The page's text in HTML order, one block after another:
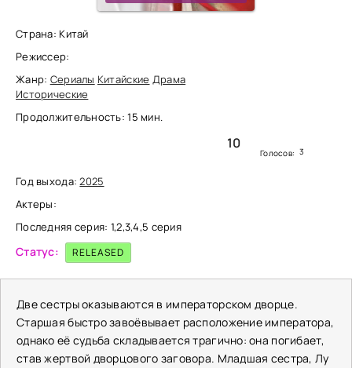
Страна: Китай
Режиссер:
Жанр: Сериалы Китайские Драма
Исторические
Продолжительность: 15 мин.
10
Голосов: 3
Год выхода:2025
Актеры:
Последняя серия: 1,2,3,4,5 серия
Статус: RELEASED
Две сестры оказываются в императорском дворце.
Старшая быстро завоёвывает расположение императора,
однако её судьба складывается трагично: она погибает,
став жертвой дворцового заговора. Младшая сестра, Лу